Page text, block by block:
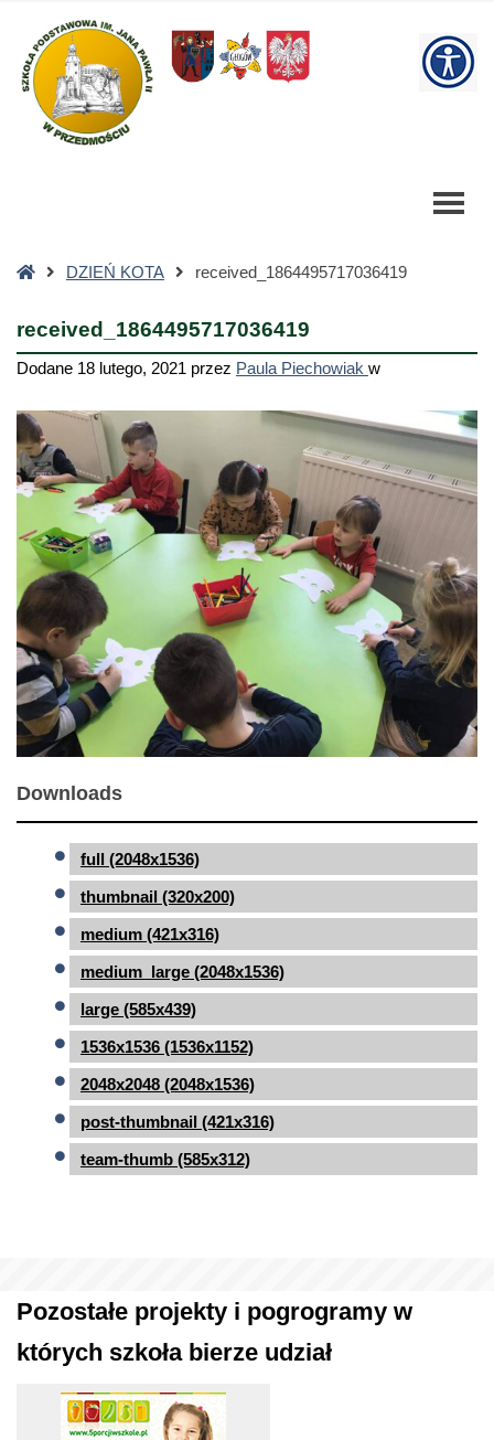
Szkoła
Podstawowa
StronaDZIEŃ KOTA received_1864495717036419
received_1864495717036419
Dodane 18 lutego, 2021 przez Paula Piechowiak w
Downloads
full (2048x1536)
thumbnail (320x200)
medium (421x316)
medium_large (2048x1536)
large (585x439)
1536x1536 (1536x1152)
2048x2048 (2048x1536)
post-thumbnail (421x316)
team-thumb (585x312)
Pozostałe projekty i pogrogramy w
których szkoła bierze udział